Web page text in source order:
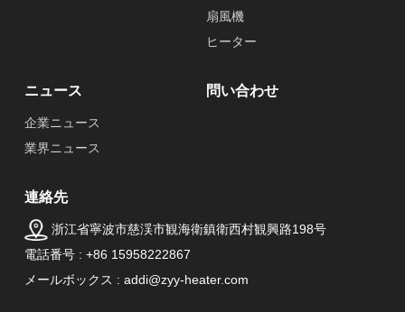
扇風機
ヒーター
ニュース
企業ニュース
業界ニュース
問い合わせ
連絡先
浙江省寧波市慈渓市観海衛鎮衛西村観興路198号
電話番号 : +86 15958222867
メールボックス : addi@zyy-heater.com